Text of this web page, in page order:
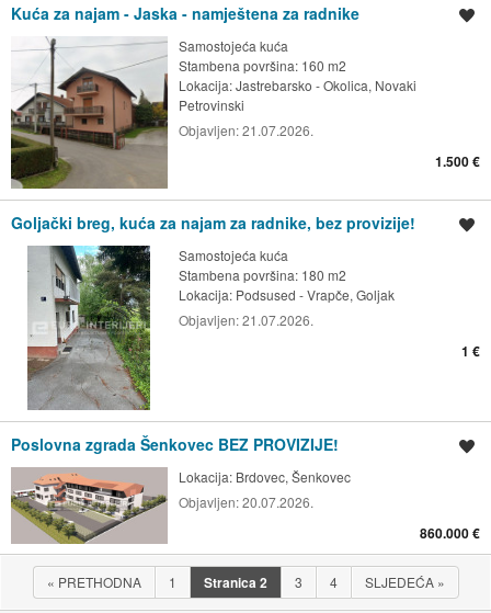
Kuća za najam - Jaska - namještena za radnike
Samostojeća kuća
Stambena površina: 160 m2
Lokacija:Jastrebarsko - Okolica, Novaki
Petrovinski
Objavljen:21.07.2026.
1.500 €
Goljački breg, kuća za najam za radnike, bez provizije!
Samostojeća kuća
Stambena površina: 180 m2
Lokacija: Podsused - Vrapče, Goljak
Objavljen:21.07.2026.
1 €
Poslovna zgrada Šenkovec BEZ PROVIZIJE!
Lokacija: Brdovec, Šenkovec
Objavljen:20.07.2026.
860.000 €
« PRETHODNA 1 Stranica2 3 4 SLJEDEĆA »